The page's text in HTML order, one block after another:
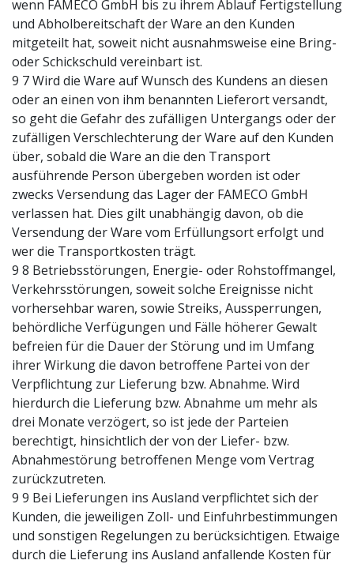
wenn FAMECO GmbH bis zu ihrem Ablauf Fertigstellung
und Abholbereitschaft der Ware an den Kunden
mitgeteilt hat, soweit nicht ausnahmsweise eine Bring-
oder Schickschuld vereinbart ist.
9 7 Wird die Ware auf Wunsch des Kundens an diesen
oder an einen von ihm benannten Lieferort versandt,
so geht die Gefahr des zufälligen Untergangs oder der
zufälligen Verschlechterung der Ware auf den Kunden
über, sobald die Ware an die den Transport
ausführende Person übergeben worden ist oder
zwecks Versendung das Lager der FAMECO GmbH
verlassen hat. Dies gilt unabhängig davon, ob die
Versendung der Ware vom Erfüllungsort erfolgt und
wer die Transportkosten trägt.
9 8 Betriebsstörungen, Energie- oder Rohstoffmangel,
Verkehrsstörungen, soweit solche Ereignisse nicht
vorhersehbar waren, sowie Streiks, Aussperrungen,
behördliche Verfügungen und Fälle höherer Gewalt
befreien für die Dauer der Störung und im Umfang
ihrer Wirkung die davon betroffene Partei von der
Verpflichtung zur Lieferung bzw. Abnahme. Wird
hierdurch die Lieferung bzw. Abnahme um mehr als
drei Monate verzögert, so ist jede der Parteien
berechtigt, hinsichtlich der von der Liefer- bzw.
Abnahmestörung betroffenen Menge vom Vertrag
zurückzutreten.
9 9 Bei Lieferungen ins Ausland verpflichtet sich der
Kunden, die jeweiligen Zoll- und Einfuhrbestimmungen
und sonstigen Regelungen zu berücksichtigen. Etwaige
durch die Lieferung ins Ausland anfallende Kosten für